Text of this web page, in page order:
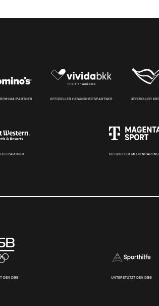
PARTNER OFFIZIELLER GESUNDHEITSPARTNER OFFIZIELLER
OFFIZIELLER
DEN DBB UNTERSTÜTZT DEN DBB